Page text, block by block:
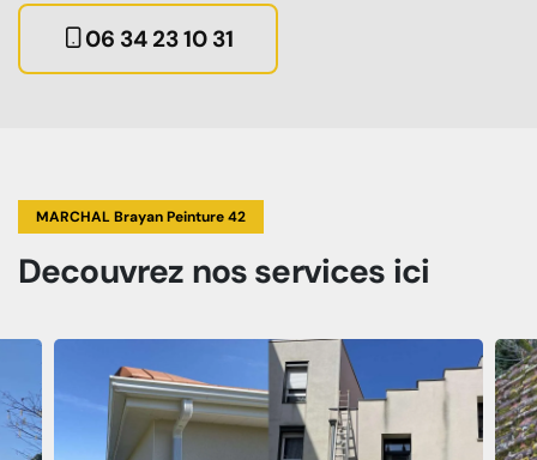
06 34 23 10 31
MARCHAL Brayan Peinture 42
Decouvrez nos services ici